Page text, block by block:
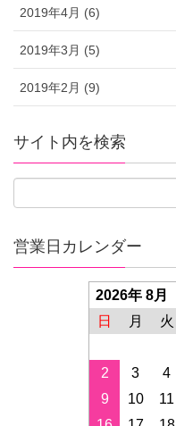
2019年4月 (6)
2019年3月 (5)
2019年2月 (9)
サイト内を検索
営業日カレンダー
2026年 8月
日
月 火
2
3 4
9
10 11